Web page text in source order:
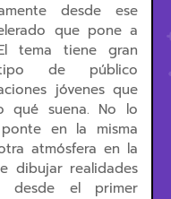
desde ese
que pone a
tema tiene gran
de público
jóvenes que
qué suena. No lo
en la misma
atmósfera en la
dibujar realidades
desde el primer